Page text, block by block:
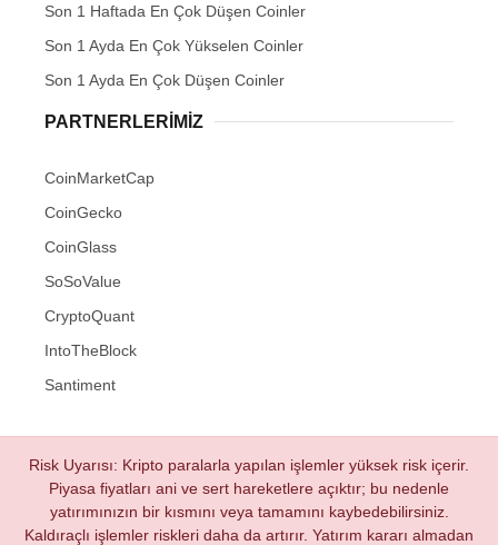
Son 1 Haftada En Çok Düşen Coinler
Son 1 Ayda En Çok Yükselen Coinler
Son 1 Ayda En Çok Düşen Coinler
PARTNERLERIMIZ
CoinMarketCap
CoinGecko
CoinGlass
SoSoValue
CryptoQuant
IntoTheBlock
Santiment
Risk Uyarısı: Kripto paralarla yapılan işlemler yüksek risk içerir.
Piyasa fiyatları ani ve sert hareketlere açıktır; bu nedenle
yatırımınızın bir kısmını veya tamamını kaybedebilirsiniz.
Kaldıraçlı işlemler riskleri daha da artırır. Yatırım kararı almadan